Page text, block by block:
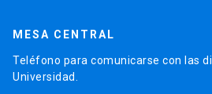
MESA CENTRAL
Teléfono para comunicarse con las
Universidad.